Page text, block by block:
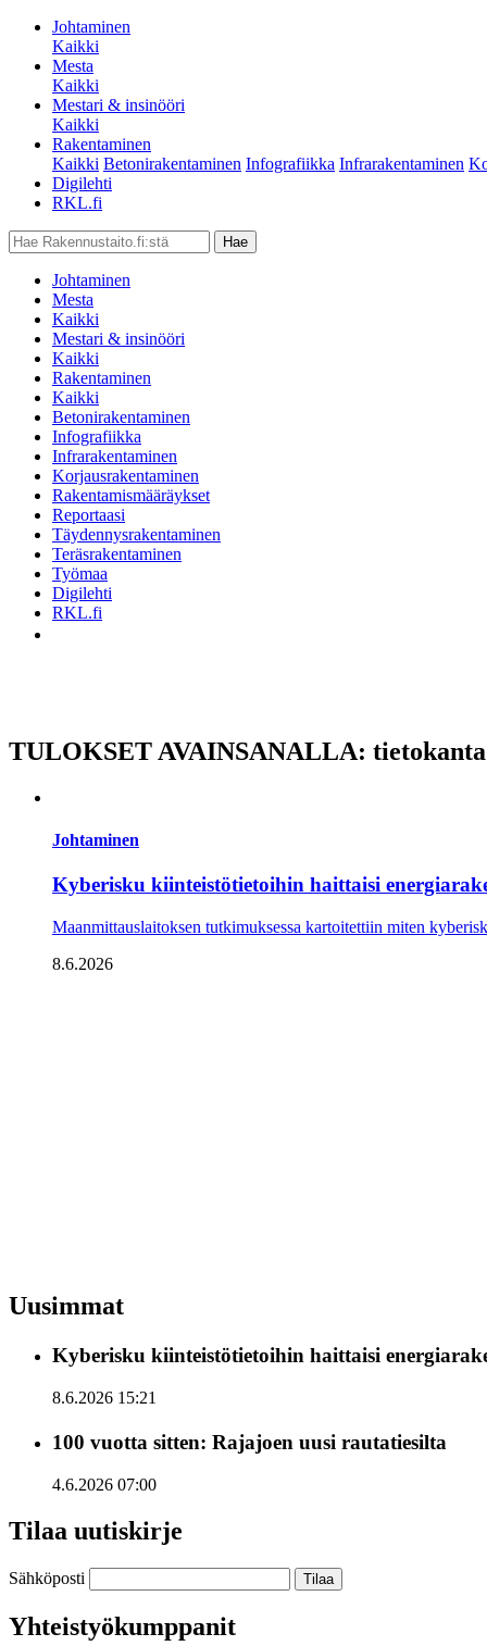
Johtaminen
Kaikki
Mesta
Kaikki
Mestari & insinööri
Kaikki
Rakentaminen
Kaikki Betonirakentaminen Infografiikka Infrarakentaminen
Digilehti
RKL.fi
Johtaminen
Mesta
Kaikki
Mestari & insinööri
Kaikki
Rakentaminen
Kaikki
Betonirakentaminen
Infografiikka
Infrarakentaminen
Korjausrakentaminen
Rakentamismääräykset
Reportaasi
Täydennysrakentaminen
Teräsrakentaminen
Työmaa
Digilehti
RKL.fi
TULOKSET AVAINSANALLA: tietokanta
Johtaminen
Kyberisku kiinteistötietoihin haittaisi
Maanmittauslaitoksen tutkimuksessa kartoitettiin miten
8.6.2026
Uusimmat
Kyberisku kiinteistötietoihin haittaisi
8.6.2026 15:21
100 vuotta sitten: Rajajoen uusi rautatiesilta
4.6.2026 07:00
Tilaa uutiskirje
Sähköposti
Yhteistyökumppanit